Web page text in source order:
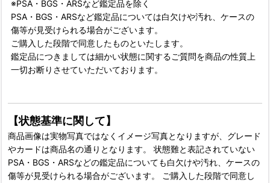
※PSA・BGS・ARSなど鑑定品を除く
PSA・BGS・ARSなど鑑定品については白欠けや汚れ、ケースの
傷等が見受けられる場合がございます。
ご購入した段階で同意したものといたします。
鑑定品につきましては細かい状態に関するご質問を商品の性質上
一切お断りさせていただいております。
【状態基準に関して】
商品画像は実物写真ではなくイメージ写真となりますが、グレード
やカードは商品名の通りとなります。 状態難と表記されていない
PSA・BGS・ARSなどの鑑定品についても白欠けや汚れ、ケースの
傷等が見受けられる場合がございます。 ご購入した段階で同意し